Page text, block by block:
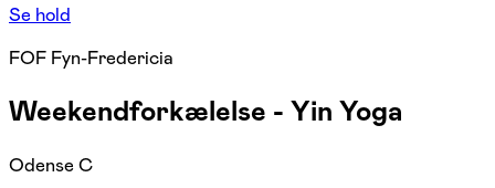
Se hold
FOF Fyn-Fredericia
Weekendforkælelse - Yin Yoga
Odense C